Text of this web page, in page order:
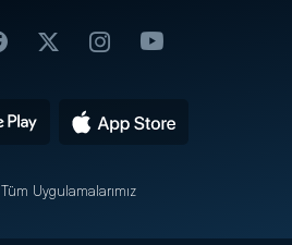
Tüm Uygulamalarımız